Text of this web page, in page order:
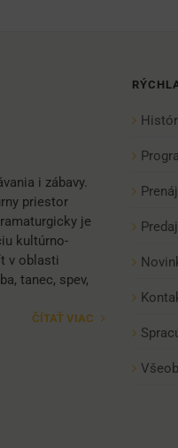
i zábavy.
priestor
je
kultúrno-
v oblasti
tanec, spev,
ČÍTAŤ VIAC